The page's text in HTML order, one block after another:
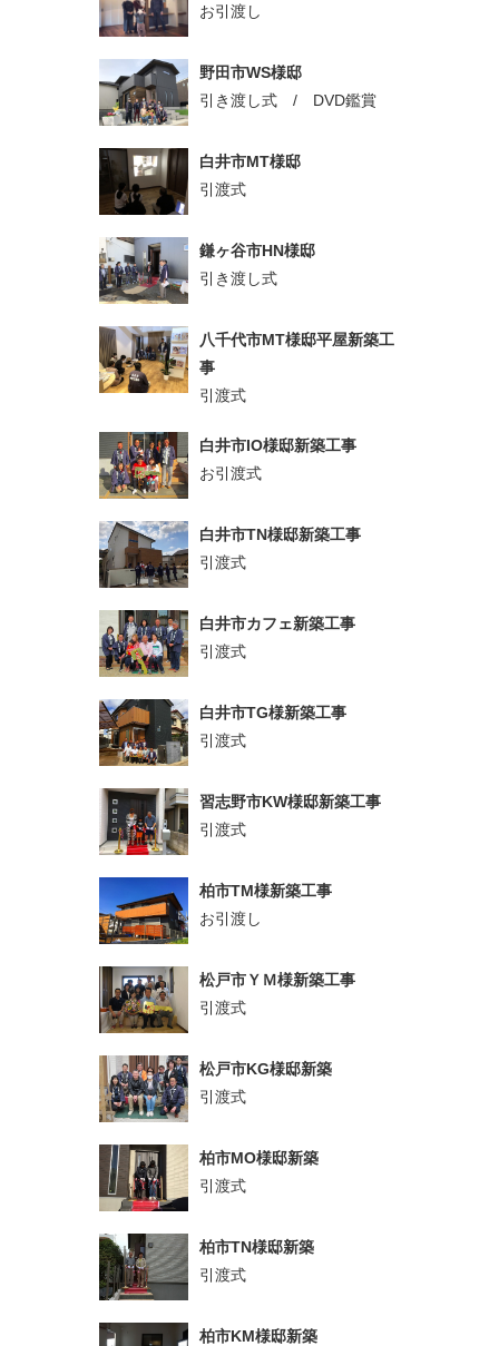
お引渡し
野田市WS様邸
引き渡し式 / DVD鑑賞
白井市MT様邸
引渡式
鎌ヶ谷市HN様邸
引き渡し式
八千代市MT様邸平屋新築工
事
引渡式
白井市IO様邸新築工事
お引渡式
白井市TN様邸新築工事
引渡式
白井市カフェ新築工事
引渡式
白井市TG様新築工事
引渡式
習志野市KW様邸新築工事
引渡式
柏市TM様新築工事
お引渡し
松戸市ＹＭ様新築工事
引渡式
松戸市KG様邸新築
引渡式
柏市MO様邸新築
引渡式
柏市TN様邸新築
引渡式
柏市KM様邸新築